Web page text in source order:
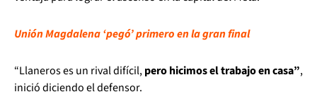
Unión Magdalena ‘pegó’ primero en la gran final
“Llaneros es un rival difícil,pero hicimos el trabajo en casa”,
inició diciendo el defensor.